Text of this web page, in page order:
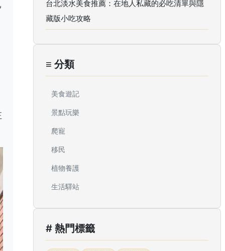
台北淡水美食推薦：在地人私藏的必吃清單與隱
藏版小吃攻略
≡ 分類
美食遊記
景點玩樂
爬寵
移民
植物養護
生活驛站
# 熱門標籤